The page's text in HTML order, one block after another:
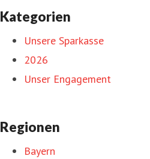
Kategorien
Unsere Sparkasse
2026
Unser Engagement
Regionen
Bayern